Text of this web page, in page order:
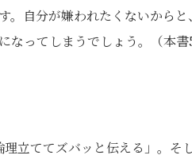
。自分が嫌われたくないから
なってしまうでしょう。（本書
立ててズバッと伝える」。そ